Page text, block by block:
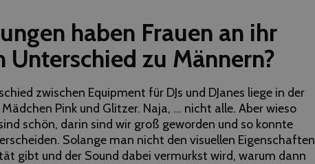
haben Frauen an ihr
zu Männern?
zwischen Equipment für DJs und DJanes liege in der
Pink und Glitzer. Naja, … nicht alle. Aber wieso
schön, darin sind wir groß geworden und so konnte
Solange man nicht den visuellen Eigenschaften
gibt und der Sound dabei vermurkst wird, warum dann